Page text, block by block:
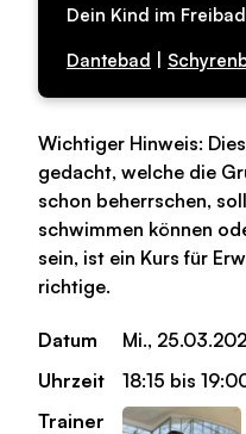
Dein Kind im
Dantebad
Wichtiger Hinweis:
gedacht, welche die
schon beherrschen,
schwimmen können
sein, ist ein Kurs für
richtige.
Datum
Mi.,
Uhrzeit
18:15 bis
Trainer